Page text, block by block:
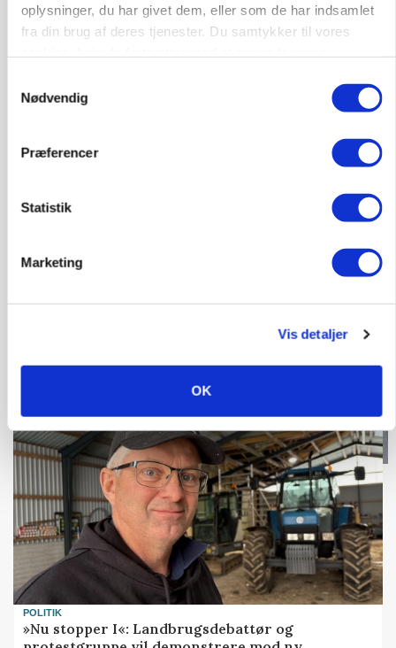
oplysninger, du har givet dem, eller som de har indsamlet
fra din brug af deres tjenester. Du samtykker til vores
Nødvendig
Præferencer
Statistik
Marketing
Vis detaljer
OK
BUSINESS
marked for biokul
Loading...
POLITIK
»Nu stopper I«: Landbrugsdebattør og